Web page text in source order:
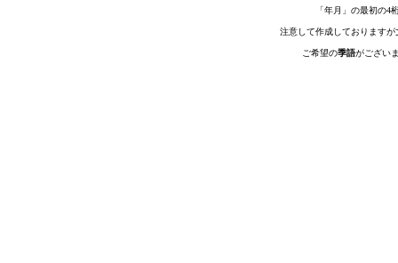
「年月」の最初の4
注意して作成しております
ご希望の季語がござい